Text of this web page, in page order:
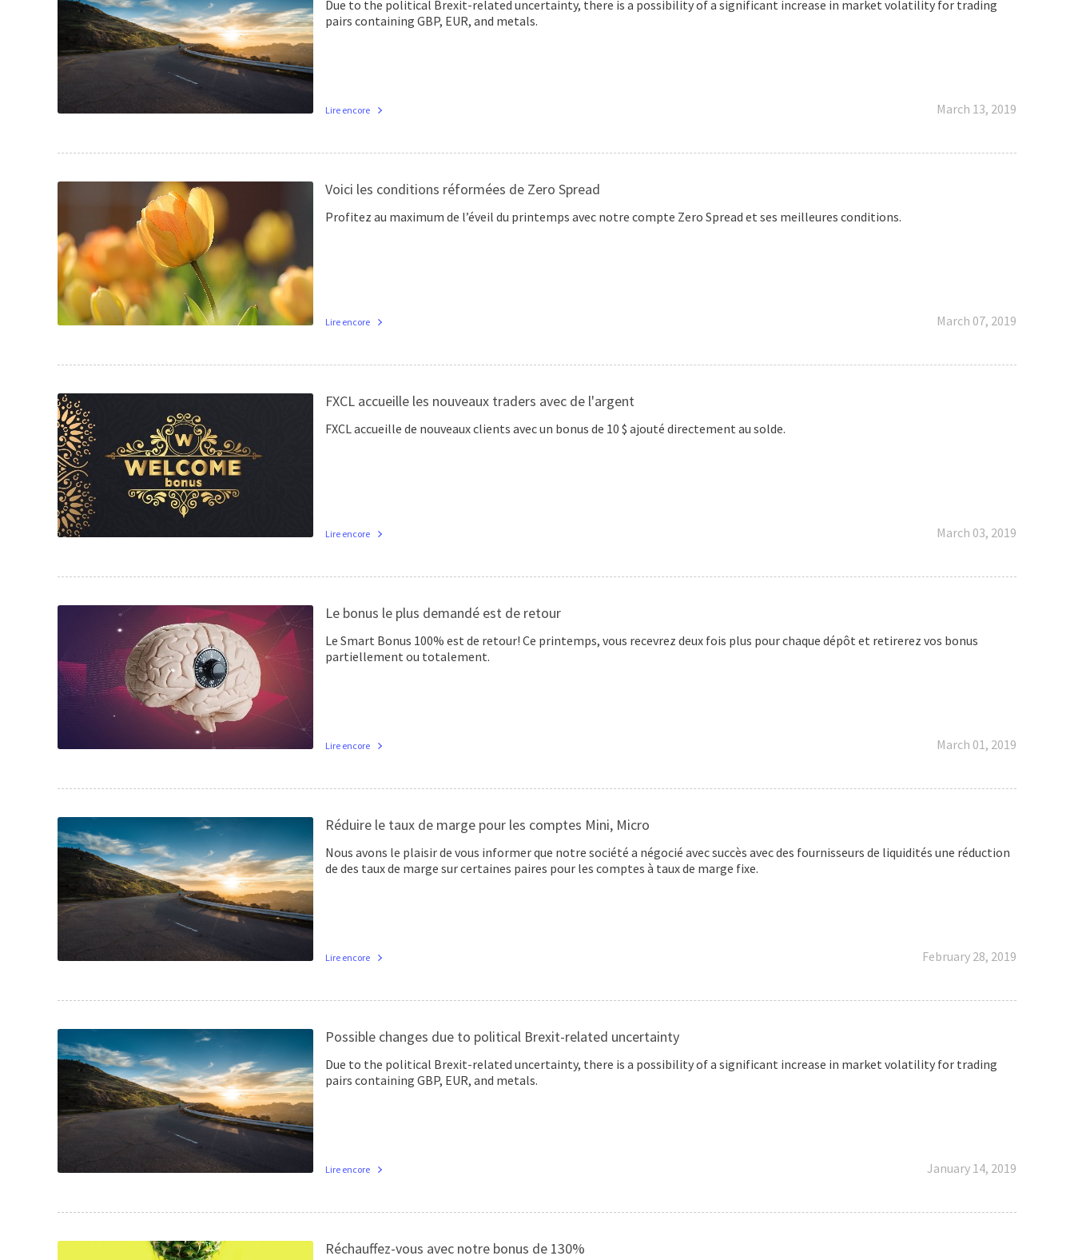
Due to the political Brexit-related uncertainty, there is a possibility of a significant increase in market volatility for trading
pairs containing GBP, EUR, and metals.
Lire encore March 13, 2019
Voici les conditions réformées de Zero Spread
Profitez au maximum de l’éveil du printemps avec notre compte Zero Spread et ses meilleures conditions.
Lire encore March 07, 2019
FXCL accueille les nouveaux traders avec de l'argent
FXCL accueille de nouveaux clients avec un bonus de 10 $ ajouté directement au solde.
Lire encore March 03, 2019
Le bonus le plus demandé est de retour
Le Smart Bonus 100% est de retour! Ce printemps, vous recevrez deux fois plus pour chaque dépôt et retirerez vos bonus
partiellement ou totalement.
Lire encore March 01, 2019
Réduire le taux de marge pour les comptes Mini, Micro
Nous avons le plaisir de vous informer que notre société a négocié avec succès avec des fournisseurs de liquidités une réduction
de des taux de marge sur certaines paires pour les comptes à taux de marge fixe.
Lire encore February 28, 2019
Possible changes due to political Brexit-related uncertainty
Due to the political Brexit-related uncertainty, there is a possibility of a significant increase in market volatility for trading
pairs containing GBP, EUR, and metals.
Lire encore January 14, 2019
Réchauffez-vous avec notre bonus de 130%